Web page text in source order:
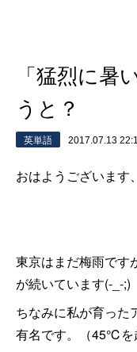
「猛烈に暑
うと？
英単語 2017.07.13
おはようございます
東京はまだ梅雨です
が続いています(-_-;)
ちなみに私が育った
有名です。（45℃を